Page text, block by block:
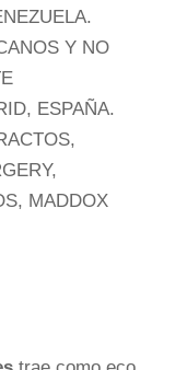
Y NO
ESPAÑA.
MADDOX